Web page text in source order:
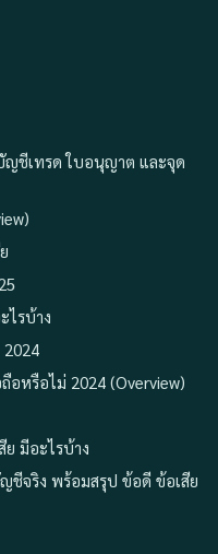
ญชีเทรด ใบอนุญาต และจุด
ไรบ้าง
2024
อหรือไม่ 2024 (Overview)
มีอะไรบ้าง
ชีจริง พร้อมสรุป ข้อดี ข้อเสีย